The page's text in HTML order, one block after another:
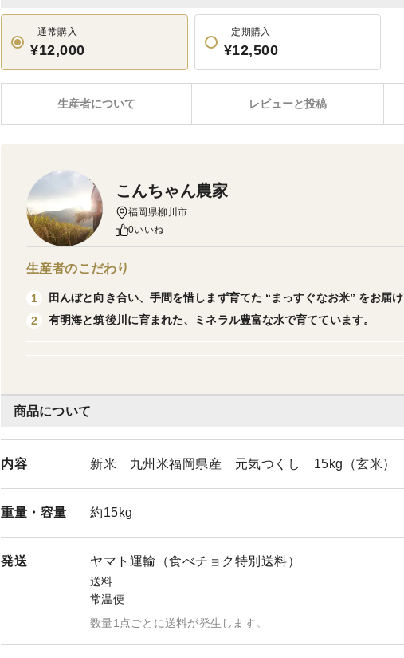
通常購入
¥12,000
定期購入
¥12,500
レビューと投稿
生産者について
商品について
内容 新米 九州米福岡県産 元気つくし 15kg（玄米）
重量・ 容量 約15kg
発送 ヤマト運輸（食べチョク特別送料）
送料
常温便
数量1点ごとに送料が発生します。
こんちゃん農家
福岡県柳川市
0いいね
生産者のこだわり
1
田んぼと向き合い、手間を惜しまず育てた “まっすぐなお米” をお届け
2
有明海と筑後川に育まれた、ミネラル豊富な水で育てています。